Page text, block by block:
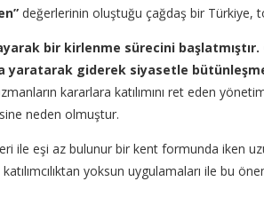
değerlerinin oluştuğu çağdaş bir Türkiye,
bir kirlenme sürecini başlatmıştır.
yaratarak giderek siyasetle
kararlara katılımını ret eden
neden olmuştur.
eşi az bulunur bir kent formunda iken
yoksun uygulamaları ile bu